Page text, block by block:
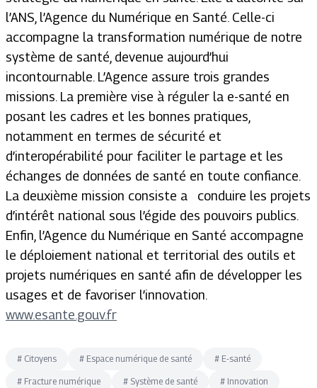
l’ANS, l’Agence du Numérique en Santé. Celle-ci
accompagne la transformation numérique de notre
système de santé, devenue aujourd’hui
incontournable. L’Agence assure trois grandes
missions. La première vise à réguler la e-santé en
posant les cadres et les bonnes pratiques,
notamment en termes de sécurité et
d’interopérabilité pour faciliter le partage et les
échanges de données de santé en toute confiance.
La deuxième mission consiste a conduire les projets
d’intérêt national sous l’égide des pouvoirs publics.
Enfin, l’Agence du Numérique en Santé accompagne
le déploiement national et territorial des outils et
projets numériques en santé afin de développer les
usages et de favoriser l’innovation.
www.esante.gouv.fr
# Citoyens # Espace numérique de santé # E-santé
# Fracture numérique # Système de santé # Innovation